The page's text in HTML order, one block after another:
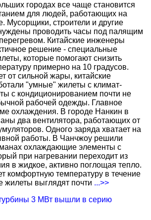
городах все чаще становится
для людей, работающих на
Мусорщики, строители и другие
проводить часы под палящим
Китайские инженеры
решение - специальные
которые помогают снизить
примерно на 10 градусов.
от сильной жары, китайские
"умные" жилеты с климат-
с кондиционированием почти не
рабочей одежды. Главное
охлаждения. В городе Нанкин в
два вентилятора, работающих от
Одного заряда хватает на
работы. В Чанчжоу решили
охлаждающие элементы с
при нагревании переходит из
в жидкое, активно поглощая тепло.
комфортную температуру в течение
жилеты выглядят почти ...>>
3 МВт вышли в серию